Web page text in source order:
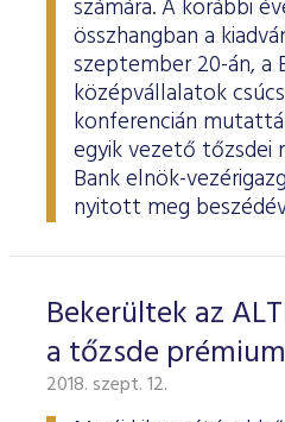
számára. A korábbi
összhangban a
szeptember 20-án, a
középvállalatok
konferencián
egyik vezető tőzsdei
Bank elnök-
nyitott meg
Bekerültek az
a tőzsde
2018. szept. 12.